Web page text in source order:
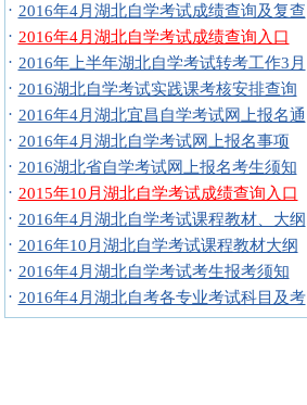
· 2016年4月湖北自学考试成绩查询及复查
· 2016年4月湖北自学考试成绩查询入口
· 2016年上半年湖北自学考试转考工作3月
· 2016湖北自学考试实践课考核安排查询
· 2016年4月湖北宜昌自学考试网上报名通
· 2016年4月湖北自学考试网上报名事项
· 2016湖北省自学考试网上报名考生须知
· 2015年10月湖北自学考试成绩查询入口
· 2016年4月湖北自学考试课程教材、大纲
· 2016年10月湖北自学考试课程教材大纲
· 2016年4月湖北自学考试考生报考须知
· 2016年4月湖北自考各专业考试科目及考